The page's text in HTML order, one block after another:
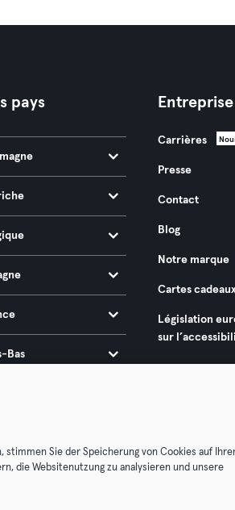
pays
Bas
Entreprise
Carrières
Presse
Contact
Blog
Notre marque
Cartes
Législation
sur
stimmen Sie der Speicherung von Cookies auf
die Websitenutzung zu analysieren und unsere